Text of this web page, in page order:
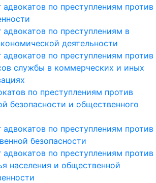
адвокатов по преступлениям против
адвокатов по преступлениям в
деятельности
адвокатов по преступлениям против
службы в коммерческих и иных
по преступлениям против
безопасности и общественного
адвокатов по преступлениям против
безопасности
адвокатов по преступлениям против
населения и общественной